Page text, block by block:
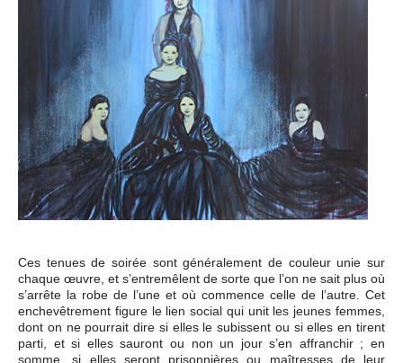
Ces tenues de soirée sont généralement de couleur unie sur
chaque œuvre, et s’entremêlent de sorte que l’on ne sait plus où
s’arrête la robe de l’une et où commence celle de l’autre. Cet
enchevêtrement figure le lien social qui unit les jeunes femmes,
dont on ne pourrait dire si elles le subissent ou si elles en tirent
parti, et si elles sauront ou non un jour s’en affranchir ; en
somme, si elles seront prisonnières ou maîtresses de leur